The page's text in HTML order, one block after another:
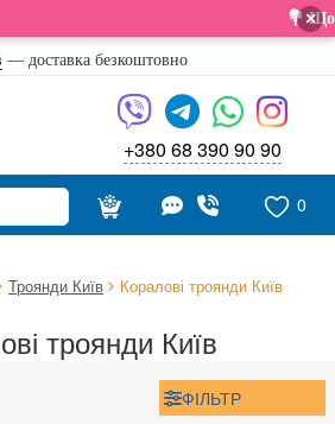
💐 Щойно×
— доставка безкоштовно
+380 68 390 90 90
0
Троянди Київ Коралові троянди Київ
троянди Київ
ФІЛЬТР